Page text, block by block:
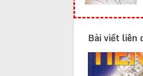
Bài viết liên